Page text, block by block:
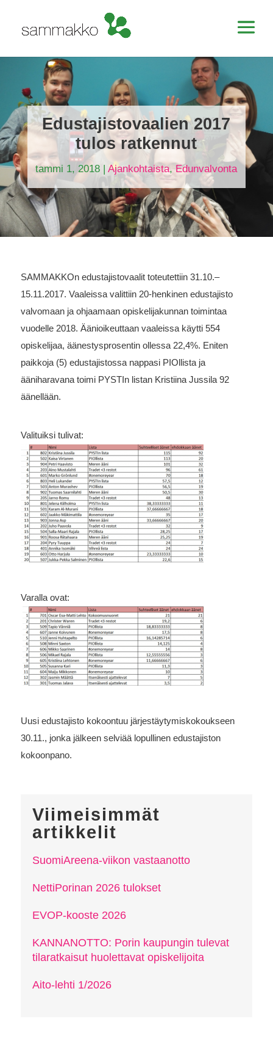
Edustajistovaalien 2017
tulos ratkennut
tammi 1, 2018 |Ajankohtaista,Edunvalvonta
SAMMAKKOn edustajistovaalit toteutettiin 31.10.–
15.11.2017. Vaaleissa valittiin 20-henkinen edustajisto
valvomaan ja ohjaamaan opiskelijakunnan toimintaa
vuodelle 2018. Äänioikeuttaan vaaleissa käytti 554
opiskelijaa, äänestysprosentin ollessa 22,4%. Eniten
paikkoja (5) edustajistossa nappasi PIOllista ja
ääniharavana toimi PYSTIn listan Kristiina Jussila 92
äänellään.
Valituiksi tulivat:
Varalla ovat:
Uusi edustajisto kokoontuu järjestäytymiskokoukseen
30.11., jonka jälkeen selviää lopullinen edustajiston
kokoonpano.
Viimeisimmät
artikkelit
SuomiAreena-viikon vastaanotto
NettiPorinan 2026 tulokset
EVOP-kooste 2026
KANNANOTTO: Porin kaupungin tulevat
tilaratkaisut huolettavat opiskelijoita
Aito-lehti 1/2026